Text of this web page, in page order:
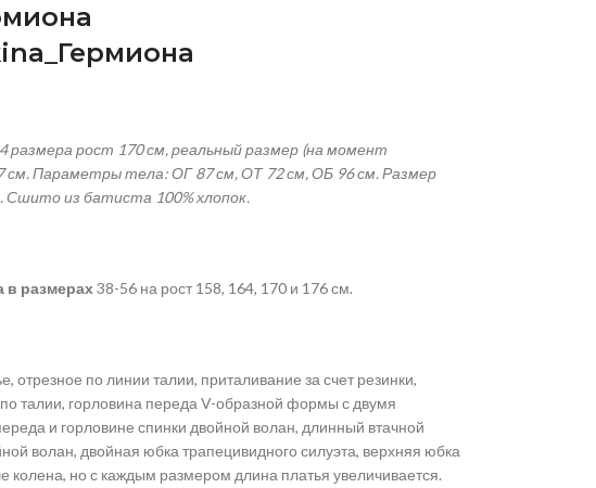
_Гермиона
размера рост 170 см, реальный размер (на момент
см.Параметры тела: ОГ 87 см, ОТ 72 см, ОБ 96 см. Размер
Сшито из батиста 100% хлопок.
в размерах38-56 на рост 158, 164, 170 и 176 см.
отрезное по линии талии, приталивание за счет резинки,
талии, горловина переда V-образной формы с двумя
и горловине спинки двойной волан, длинный втачной
волан, двойная юбка трапецивидного силуэта, верхняя юбка
колена, но с каждым размером длина платья увеличивается.